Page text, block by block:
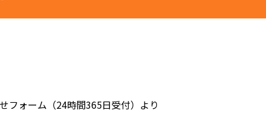
フォーム（24時間365日受付）より